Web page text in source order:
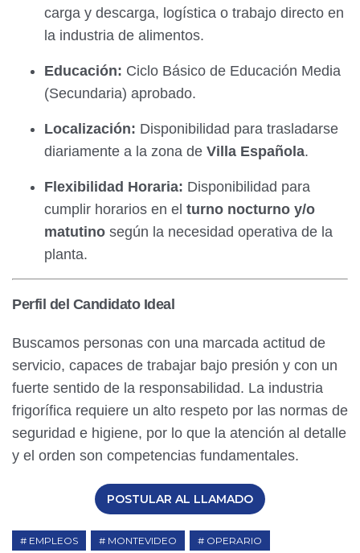
carga y descarga, logística o trabajo directo en
la industria de alimentos.
Educación: Ciclo Básico de Educación Media
(Secundaria) aprobado.
Localización: Disponibilidad para trasladarse
diariamente a la zona de Villa Española.
Flexibilidad Horaria: Disponibilidad para
cumplir horarios en el turno nocturno y/o
matutino según la necesidad operativa de la
planta.
Perfil del Candidato Ideal
Buscamos personas con una marcada actitud de
servicio, capaces de trabajar bajo presión y con un
fuerte sentido de la responsabilidad. La industria
frigorífica requiere un alto respeto por las normas de
seguridad e higiene, por lo que la atención al detalle
y el orden son competencias fundamentales.
POSTULAR AL LLAMADO
EMPLEOS MONTEVIDEO
OPERARIO